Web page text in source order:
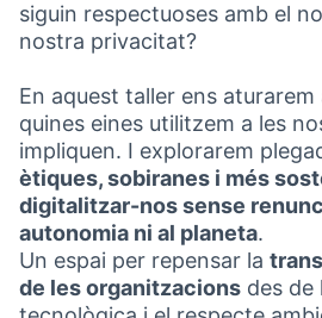
siguin respectuoses amb el
nostra privacitat?
En aquest taller ens
quines eines utilitzem a les
impliquen. I explorarem
ètiques, sobiranes i més
digitalitzar-nos sense
autonomia ni al planeta.
Un espai per repensar la
de les organitzacions des de